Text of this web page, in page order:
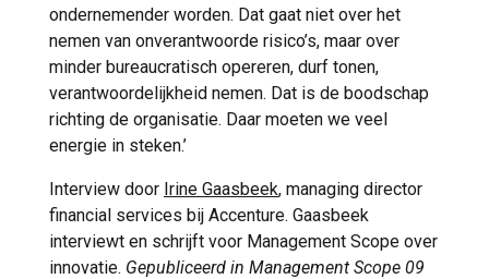
ondernemender worden. Dat gaat niet over het
nemen van onverantwoorde risico’s, maar over
minder bureaucratisch opereren, durf tonen,
verantwoordelijkheid nemen. Dat is de boodschap
richting de organisatie. Daar moeten we veel
energie in steken.’
Interview door Irine Gaasbeek, managing director
financial services bij Accenture. Gaasbeek
interviewt en schrijft voor Management Scope over
innovatie. Gepubliceerd in Management Scope 09